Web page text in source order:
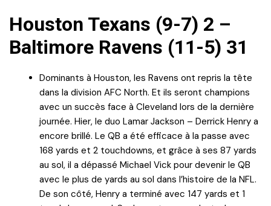
Houston Texans (9-7) 2 –
Baltimore Ravens (11-5) 31
Dominants à Houston, les Ravens ont repris la tête
dans la division AFC North. Et ils seront champions
avec un succès face à Cleveland lors de la dernière
journée. Hier, le duo Lamar Jackson – Derrick Henry a
encore brillé. Le QB a été efficace à la passe avec
168 yards et 2 touchdowns, et grâce à ses 87 yards
au sol, il a dépassé Michael Vick pour devenir le QB
avec le plus de yards au sol dans l’histoire de la NFL.
De son côté, Henry a terminé avec 147 yards et 1